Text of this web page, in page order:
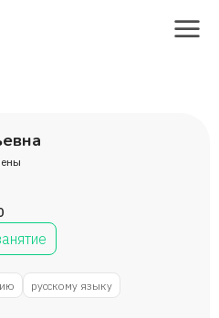
русскому языку